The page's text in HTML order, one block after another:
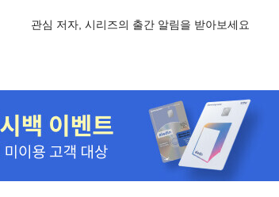
관심 저자, 시리즈의 출간 알림을 받아보세요